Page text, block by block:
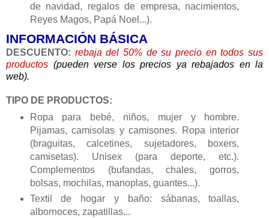
de navidad, regalos de empresa, nacimientos,
Reyes Magos, Papá Noel...).
INFORMACIÓN BÁSICA
DESCUENTO: rebaja del 50% de su precio en todos sus
productos (pueden verse los precios ya rebajados en la
web).
TIPO DE PRODUCTOS:
Ropa para bebé, niños, mujer y hombre.
Pijamas, camisolas y camisones. Ropa interior
(braguitas, calcetines, sujetadores, boxers,
camisetas). Unisex (para deporte, etc.).
Complementos (bufandas, chales, gorros,
bolsas, mochilas, manoplas, guantes...).
Textil de hogar y baño: sábanas, toallas,
albornoces, zapatillas...